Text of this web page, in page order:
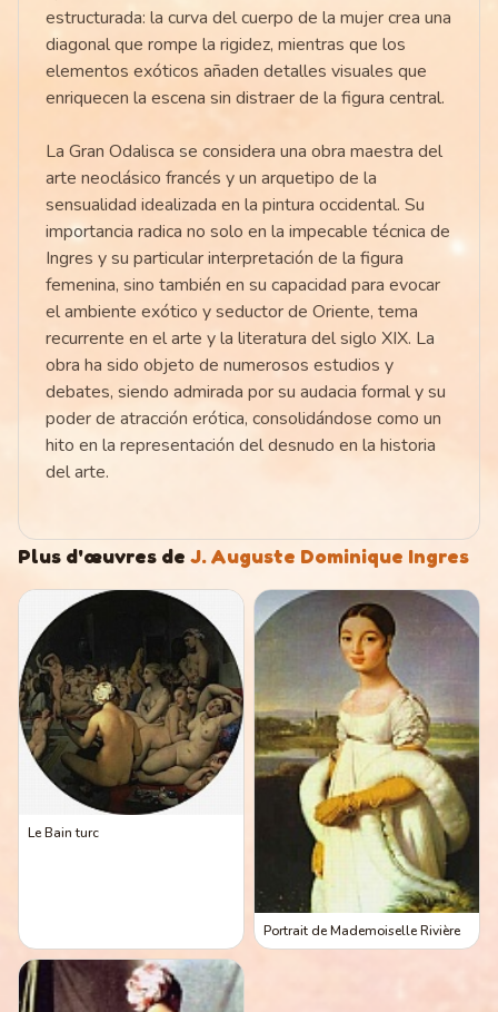
estructurada: la curva del cuerpo de la mujer crea una
diagonal que rompe la rigidez, mientras que los
elementos exóticos añaden detalles visuales que
enriquecen la escena sin distraer de la figura central.
La Gran Odalisca se considera una obra maestra del
arte neoclásico francés y un arquetipo de la
sensualidad idealizada en la pintura occidental. Su
importancia radica no solo en la impecable técnica de
Ingres y su particular interpretación de la figura
femenina, sino también en su capacidad para evocar
el ambiente exótico y seductor de Oriente, tema
recurrente en el arte y la literatura del siglo XIX. La
obra ha sido objeto de numerosos estudios y
debates, siendo admirada por su audacia formal y su
poder de atracción erótica, consolidándose como un
hito en la representación del desnudo en la historia
del arte.
Plus d'œuvres de J. Auguste Dominique Ingres
Le Bain turc
Portrait de Mademoiselle Rivière